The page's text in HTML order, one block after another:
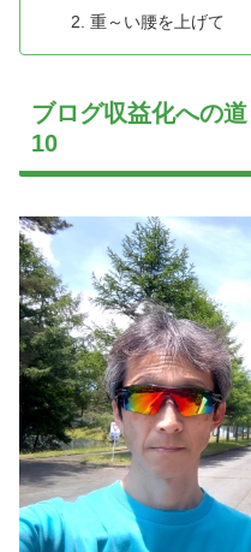
重～い腰を上げて
ブログ収益化への
10